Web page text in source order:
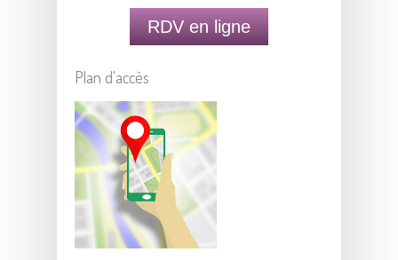
RDV en ligne
Plan d'accès